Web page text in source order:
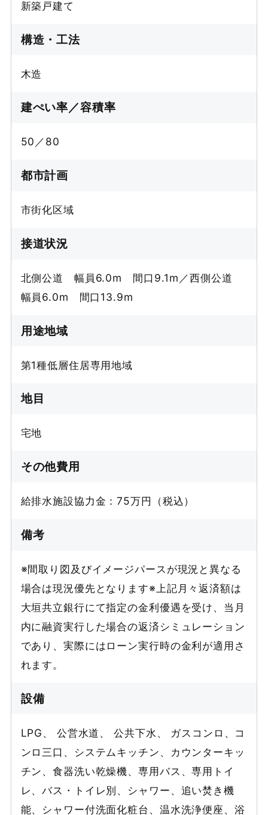
新築戸建て
構造・工法
木造
建ぺい率／容積率
50／80
都市計画
市街化区域
接道状況
北側公道 幅員6.0m 間口9.1m／西側公道
幅員6.0m 間口13.9m
用途地域
第1種低層住居専用地域
地目
宅地
その他費用
給排水施設協力金：75万円（税込）
備考
※間取り図及びイメージパースが現況と異なる
場合は現況優先となります※上記月々返済額は
大垣共立銀行にて指定の金利優遇を受け、当月
内に融資実行した場合の返済シミュレーション
であり、実際にはローン実行時の金利が適用さ
れます。
設備
LPG、 公営水道、 公共下水、 ガスコンロ、コ
ンロ三口、システムキッチン、カウンターキッ
チン、食器洗い乾燥機、専用バス、専用トイ
レ、バス・トイレ別、シャワー、追い焚き機
能、シャワー付洗面化粧台、温水洗浄便座、浴